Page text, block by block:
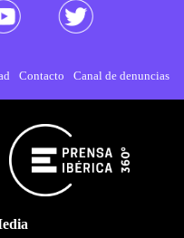
Contacto Canal de denuncias